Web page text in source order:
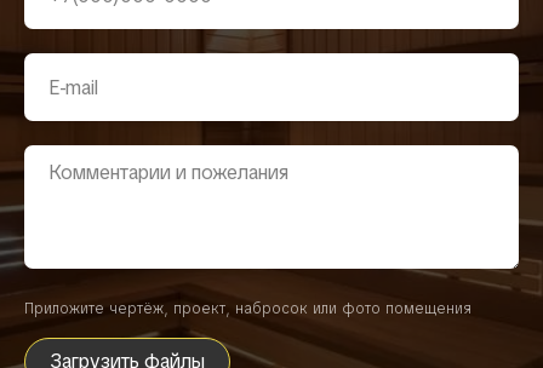
Приложите чертёж, проект, набросок или фото помещения
Загрузить файлы